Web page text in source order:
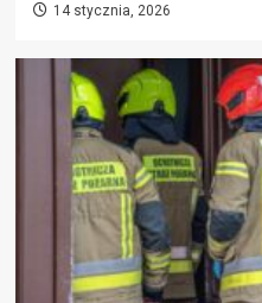
14 stycznia, 2026